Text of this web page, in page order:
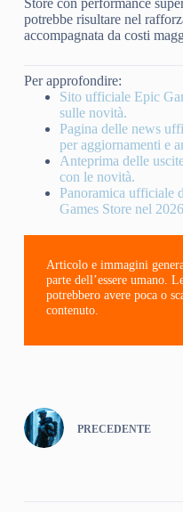
Store con performance
potrebbe risultare nel
accompagnata da costi
Per approfondire:
Sito ufficiale Epic
sulle novità.
Pagina delle news
per aggiornamenti e
Anteprima delle
con le novità.
Panoramica ufficiale
Games Store nel
Articolo e immagini
parte dell’essere umano.
potrebbero avere poca o
contenuto.
PRECEDENTE